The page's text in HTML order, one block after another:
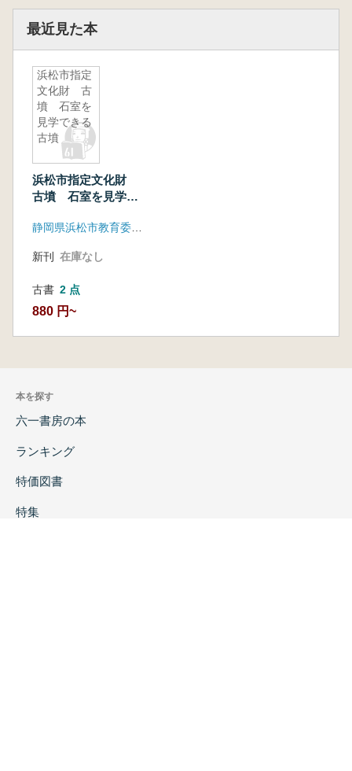
最近見た本
浜松市指定
文化財 古
墳 石室を
見学できる
古墳
浜松市指定文化財
古墳 石室を見学で
新刊 在庫なし
古書 2 点
880 円~
本を探す
六一書房の本
ランキング
特価図書
特集